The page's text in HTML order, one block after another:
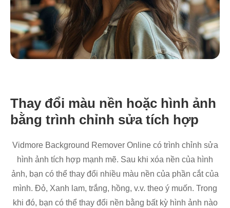
Thay đổi màu nền hoặc hình ảnh
bằng trình chỉnh sửa tích hợp
Vidmore Background Remover Online có trình chỉnh sửa
hình ảnh tích hợp mạnh mẽ. Sau khi xóa nền của hình
ảnh, bạn có thể thay đổi nhiều màu nền của phần cắt của
mình. Đỏ, Xanh lam, trắng, hồng, v.v. theo ý muốn. Trong
khi đó, bạn có thể thay đổi nền bằng bất kỳ hình ảnh nào